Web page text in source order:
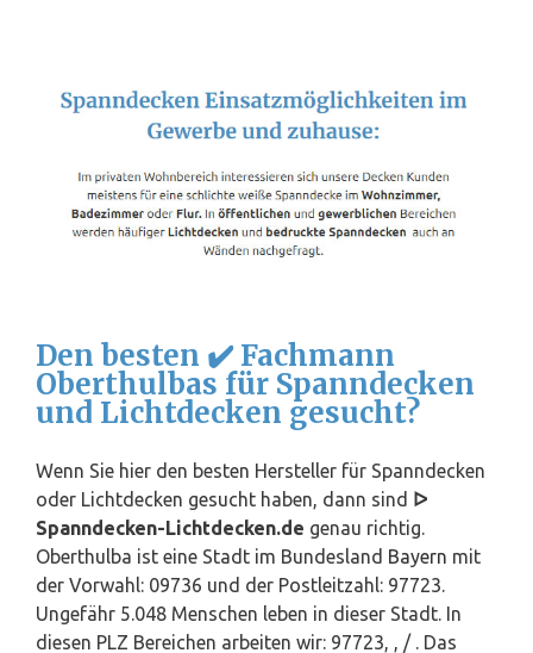
Den besten ✔️ Fachmann
Oberthulbas für Spanndecken
und Lichtdecken gesucht?
Wenn Sie hier den besten Hersteller für Spanndecken
oder Lichtdecken gesucht haben, dann sind ᐅ
Spanndecken-Lichtdecken.de genau richtig.
Oberthulba ist eine Stadt im Bundesland Bayern mit
der Vorwahl: 09736 und der Postleitzahl: 97723.
Ungefähr 5.048 Menschen leben in dieser Stadt. In
diesen PLZ Bereichen arbeiten wir: 97723, , / . Das